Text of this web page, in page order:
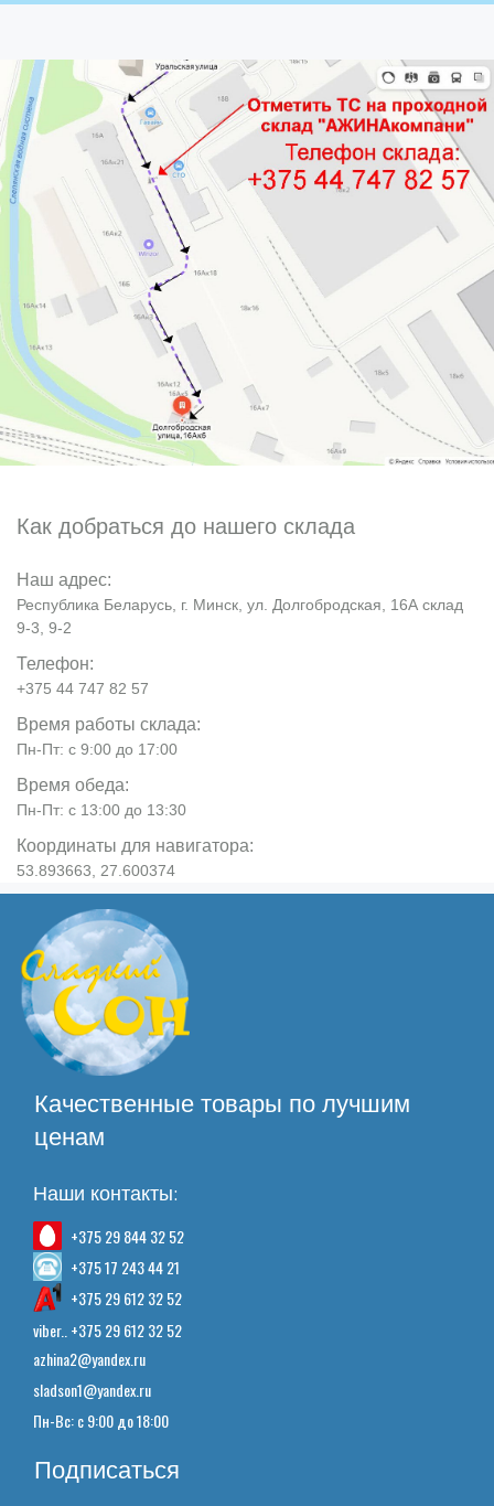
Как добраться до нашего склада
Наш адрес:
Республика Беларусь, г. Минск, ул. Долгобродская, 16А склад
9-3, 9-2
Телефон:
+375 44 747 82 57
Время работы склада:
Пн-Пт: с 9:00 до 17:00
Время обеда:
Пн-Пт: с 13:00 до 13:30
Координаты для навигатора:
53.893663, 27.600374
Качественные товары по лучшим
ценам
Наши контакты:
+375 29 844 32 52
+375 17 243 44 21
+375 29 612 32 52
viber.. +375 29 612 32 52
azhina2@yandex.ru
sladson1@yandex.ru
Пн-Вс: с 9:00 до 18:00
Подписаться